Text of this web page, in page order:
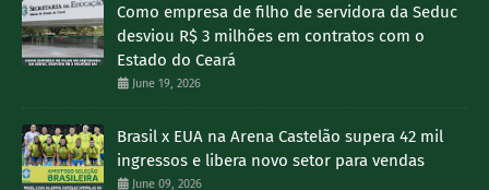
Como empresa de filho de servidora da Seduc
desviou R$ 3 milhões em contratos com o
Estado do Ceará
June 19, 2026
Brasil x EUA na Arena Castelão supera 42 mil
ingressos e libera novo setor para vendas
June 09, 2026